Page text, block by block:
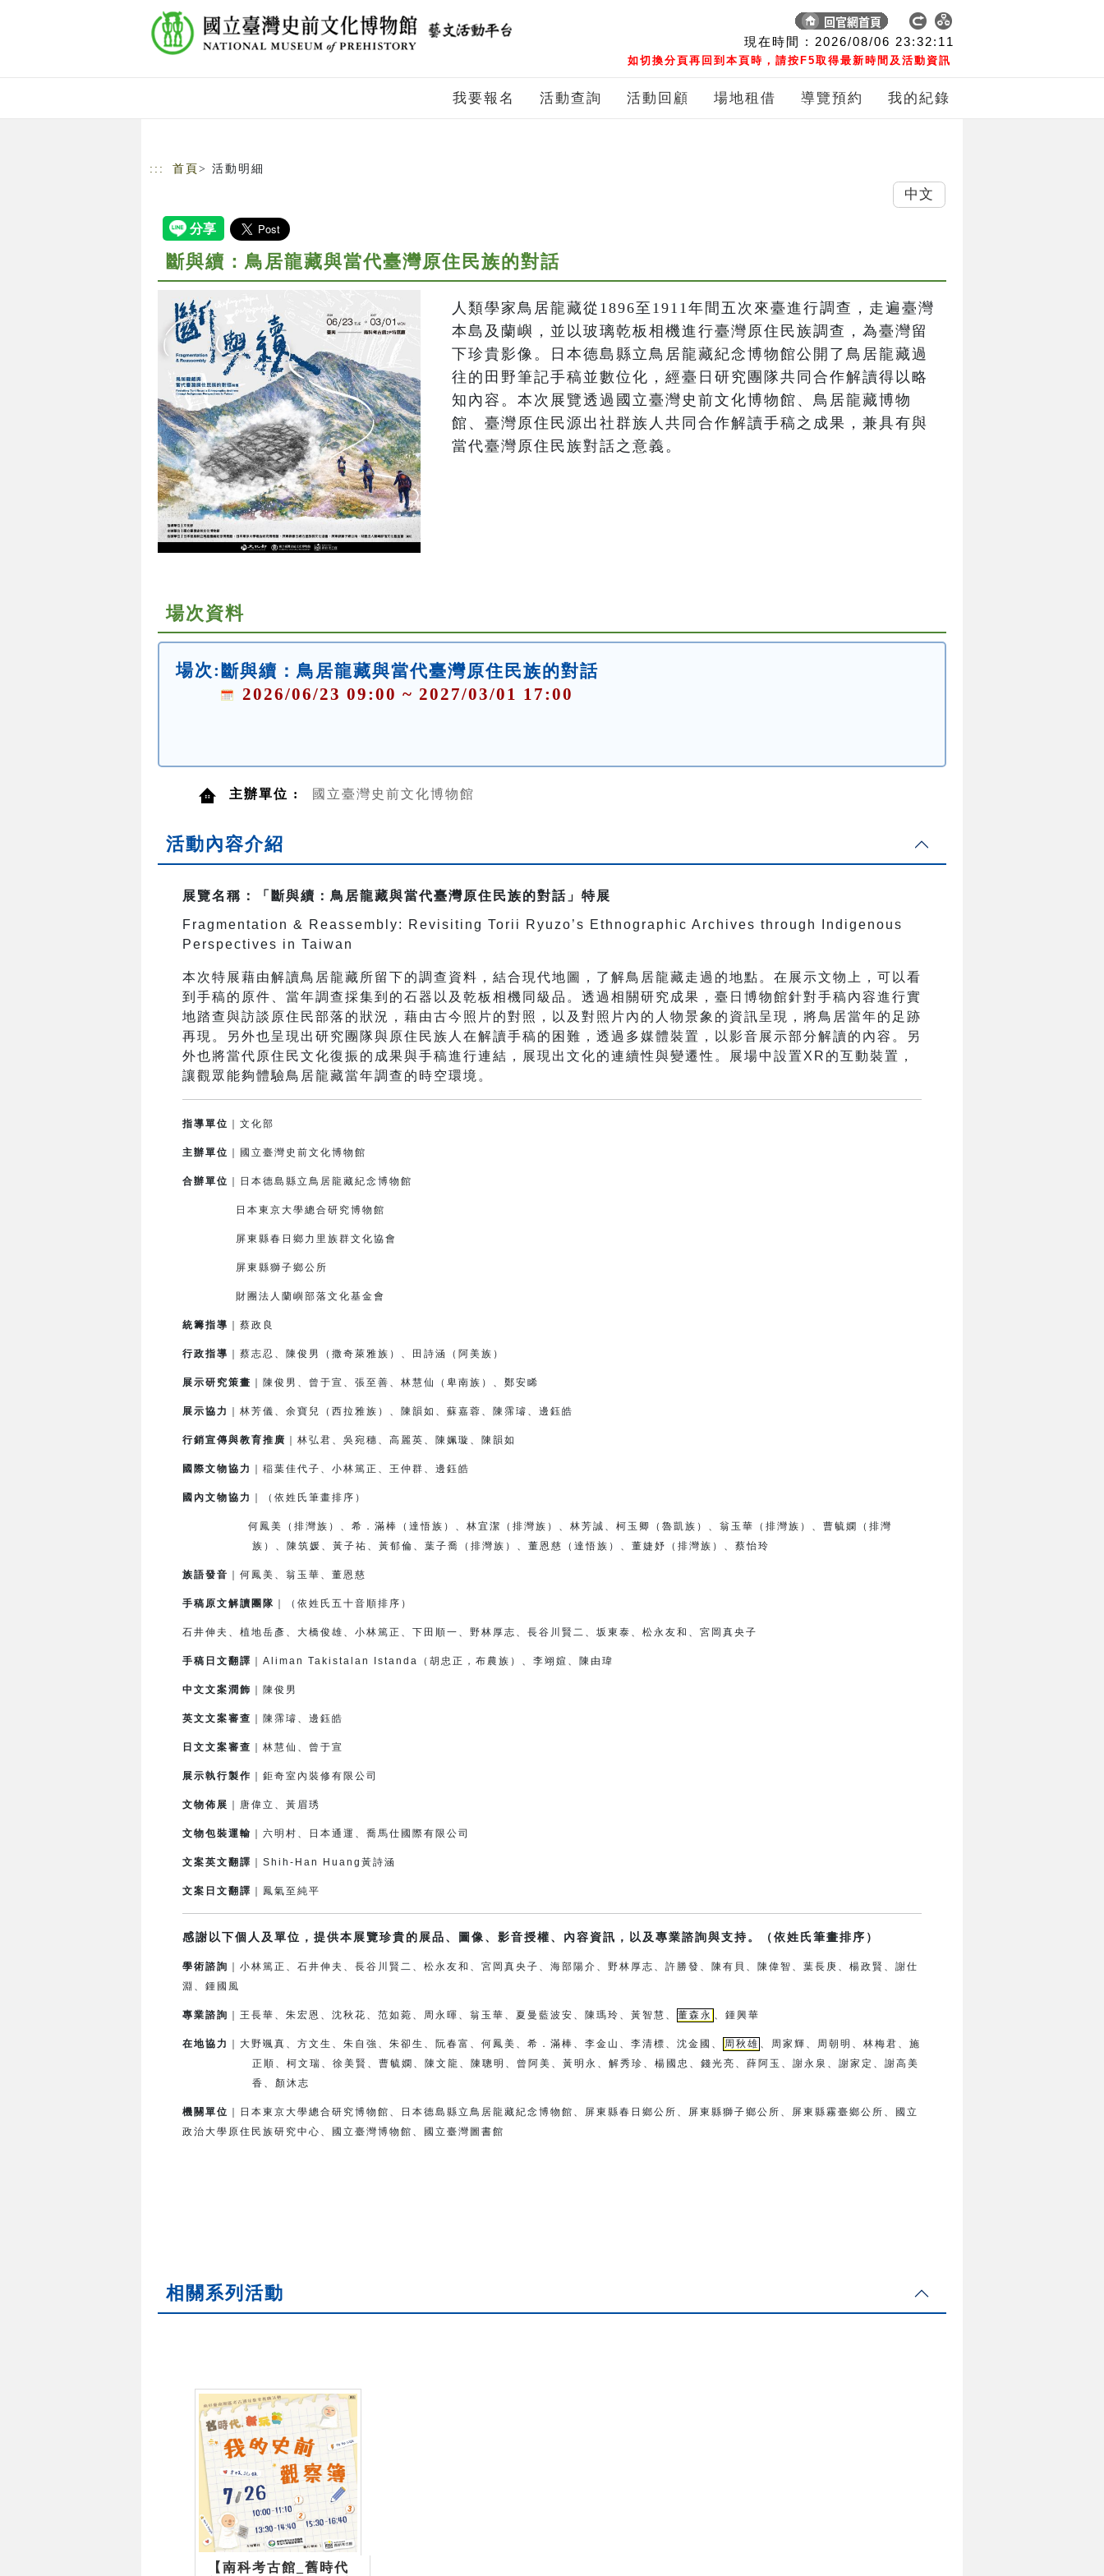
現在時間 : 2026/08/06 23:32:11
如切換分頁再回到本頁時，請按F5取得最新時間及活動資訊
我要報名 活動查詢 活動回顧 場地租借 導覽預約 我的紀錄
::: 首頁 > 活動明細
斷與續：鳥居龍藏與當代臺灣原住民族的對話
人類學家鳥居龍藏從1896至1911年間五次來臺進行調查，走遍臺灣
本島及蘭嶼，並以玻璃乾板相機進行臺灣原住民族調查，為臺灣留
下珍貴影像。日本德島縣立鳥居龍藏紀念博物館公開了鳥居龍藏過
往的田野筆記手稿並數位化，經臺日研究團隊共同合作解讀得以略
知內容。本次展覽透過國立臺灣史前文化博物館、鳥居龍藏博物
館、臺灣原住民源出社群族人共同合作解讀手稿之成果，兼具有與
當代臺灣原住民族對話之意義。
場次資料
場次: 斷與續：鳥居龍藏與當代臺灣原住民族的對話
2026/06/23 09:00 ~ 2027/03/01 17:00
主辦單位 : 國立臺灣史前文化博物館
活動內容介紹
展覽名稱：「斷與續：鳥居龍藏與當代臺灣原住民族的對話」特展
Fragmentation & Reassembly: Revisiting Torii Ryuzo’s Ethnographic Archives through Indigenous
Perspectives in Taiwan
本次特展藉由解讀鳥居龍藏所留下的調查資料，結合現代地圖，了解鳥居龍藏走過的地點。在展示文物上，可以看
到手稿的原件、當年調查採集到的石器以及乾板相機同級品。透過相關研究成果，臺日博物館針對手稿內容進行實
地踏查與訪談原住民部落的狀況，藉由古今照片的對照，以及對照片內的人物景象的資訊呈現，將鳥居當年的足跡
再現。另外也呈現出研究團隊與原住民族人在解讀手稿的困難，透過多媒體裝置，以影音展示部分解讀的內容。另
外也將當代原住民文化復振的成果與手稿進行連結，展現出文化的連續性與變遷性。展場中設置XR的互動裝置，
讓觀眾能夠體驗鳥居龍藏當年調查的時空環境。
指導單位 ｜文化部
主辦單位 ｜國立臺灣史前文化博物館
合辦單位 ｜日本德島縣立鳥居龍藏紀念博物館
日本東京大學總合研究博物館
屏東縣春日鄉力里族群文化協會
屏東縣獅子鄉公所
財團法人蘭嶼部落文化基金會
統籌指導 ｜蔡政良
行政指導 ｜蔡志忍、陳俊男（撒奇萊雅族）、田詩涵（阿美族）
展示研究策畫 ｜陳俊男、曾于宣、張至善、林慧仙（卑南族）、鄭安睎
展示協力 ｜林芳儀、余寶兒（西拉雅族）、陳韻如、蘇嘉蓉、陳霈璿、邊鈺皓
行銷宣傳與教育推廣 ｜林弘君、吳宛穗、高麗英、陳姵璇、陳韻如
國際文物協力 稲葉佳代子、小林篤正、王仲群、邊鈺皓
國內文物協力 ｜（依姓氏筆畫排序）
何鳳美（排灣族）、希．滿棒（達悟族）、林宜潔（排灣族）、林芳誠、柯玉卿（魯凱族）、翁玉華（排灣族）、曹毓嫻（排灣
族）、 陳筑媛、黃子祐、黃郁倫、 葉子喬（排灣族）、董恩慈（達悟族）、 董婕妤（排灣族）、 蔡怡玲
族語發音 ｜何鳳美、翁玉華、董恩慈
手稿原文解讀團隊 ｜（依姓氏五十音順排序）
石井伸夫、植地岳彥、大橋俊雄、小林篤正、下田順一、 野林厚志、長谷川賢二、坂東泰、松永友和、宮岡真央子
手稿日文翻譯 ｜Aliman Takistalan Istanda（胡忠正，布農族）、李翊媗、陳由瑋
中文文案潤飾 ｜陳俊男
英文文案審查 ｜陳霈璿、邊鈺皓
日文文案審查 ｜林慧仙、曾于宣
展示執行製作 ｜鉅奇室內裝修有限公司
文物佈展 ｜唐偉立、黃眉琇
文物包裝運輸 ｜六明村、日本通運、喬馬仕國際有限公司
文案英文翻譯 ｜Shih-Han Huang黃詩涵
文案日文翻譯 ｜鳳氣至純平
感謝以下個人及單位，提供本展覽珍貴的展品、圖像、影音授權、內容資訊，以及專業諮詢與支持。（依姓氏筆畫排序）
學術諮詢 ｜小林篤正、石井伸夫、長谷川賢二、松永友和、宮岡真央子、 海部陽介、 野林厚志、許勝發、陳有貝、陳偉智、葉長庚、楊政賢、 謝仕
淵、鍾國風
專業諮詢 ｜王長華、朱宏恩、沈秋花、范如菀、周永暉、翁玉華、夏曼藍波安、 陳瑪玲、黃智慧、 董森永 、鍾興華
在地協力 大野颯真、方文生、朱自強、朱卻生、阮春富、何鳳美、希．滿棒、李金山、李清標、沈金國、 周秋雄 、周家輝、周朝明、林梅君、 施
正順、柯文瑞、徐美賢、曹毓嫻、陳文龍、陳聰明、曾阿美、 黃明永、解秀珍、楊國忠、錢光亮、薛阿玉、謝永泉、謝家定、 謝高美
香、顏沐志
機關單位 ｜日本東京大學總合研究博物館、日本德島縣立鳥居龍藏紀念博物館、 屏東縣春日鄉公所、屏東縣獅子鄉公所、 屏東縣霧臺鄉公所、
國立
政治大學原住民族研究中心、國立臺灣博物館、國立臺灣圖書館
相關系列活動
【南科考古館_舊時代